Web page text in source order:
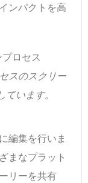
ンパクトを高
ロセス
スのスクリー
います。
編集を行いま
まなプラット
リーを共有